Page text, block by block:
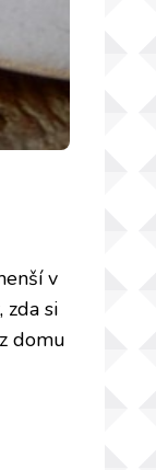
v
zda si
domu